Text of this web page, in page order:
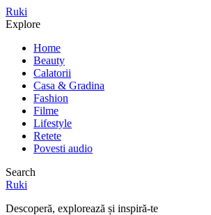
Meniu
Ruki
Cauta
Explore
Home
Beauty
Calatorii
Casa & Gradina
Fashion
Filme
Lifestyle
Retete
Povesti audio
Search
Ruki
Descoperă, explorează și inspiră-te